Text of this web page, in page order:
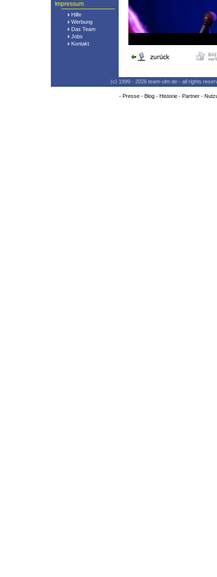
Impressum
Hilfe
Werbung
Das Team
Jobs
Kontakt
(c) 1999 - 2026 team-ulm.de - all rights
- Presse- Blog- Historie- Partner-